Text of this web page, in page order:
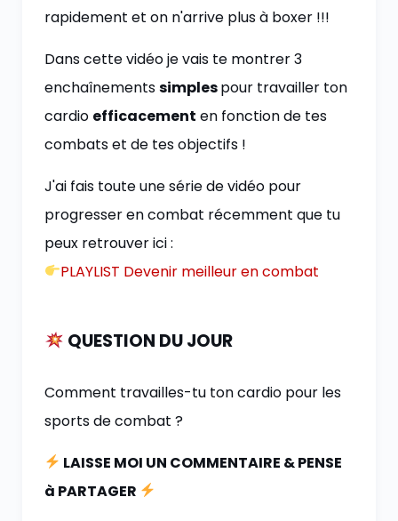
rapidement et on n'arrive plus à boxer !!!
Dans cette vidéo je vais te montrer 3
enchaînementssimplespour travailler ton
cardio efficacement en fonction de tes
combats et de tes objectifs !
J'ai fais toute une série de vidéo pour
progresser en combat récemment que tu
peux retrouver ici :
PLAYLIST Devenir meilleur en combat
QUESTION DU JOUR
Comment travailles-tu ton cardio pour les
sports de combat ?
LAISSE MOI UN COMMENTAIRE & PENSE
à PARTAGER